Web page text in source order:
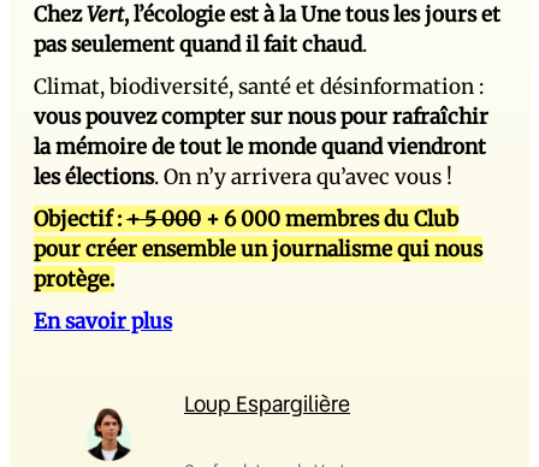
ChezVert, l’écologie est à la Une tous les jours et
pas seulement quand il fait chaud.
Climat, biodiversité, santé et désinformation :
vous pouvez compter sur nous pour rafraîchir
la mémoire de tout le monde quand viendront
les élections. On n’y arrivera qu’avec vous !
Objectif :+ 5 000 + 6 000 membres du Club
pour créer ensemble un journalisme qui nous
protège.
En savoir plus
Loup Espargilière